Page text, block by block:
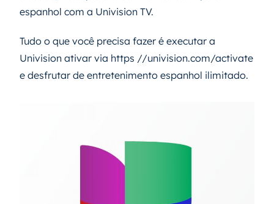
espanhol com a Univision TV.
Tudo o que você precisa fazer é executar a
Univision ativar via https //univision.com/activate
e desfrutar de entretenimento espanhol ilimitado.